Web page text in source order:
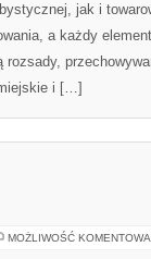
jak i
a każdy
i […]
MOŻLIWOŚĆ